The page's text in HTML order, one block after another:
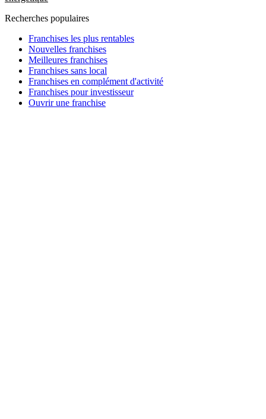
Recherches populaires
Franchises les plus rentables
Nouvelles franchises
Meilleures franchises
Franchises sans local
Franchises en complément d'activité
Franchises pour investisseur
Ouvrir une franchise